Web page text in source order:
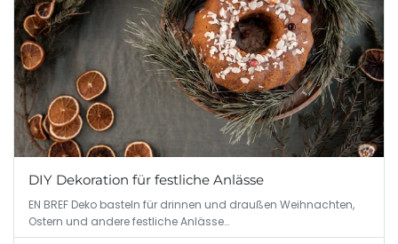
DIY Dekoration für festliche Anlässe
EN BREF Deko basteln für drinnen und draußen Weihnachten,
Ostern und andere festliche Anlässe…